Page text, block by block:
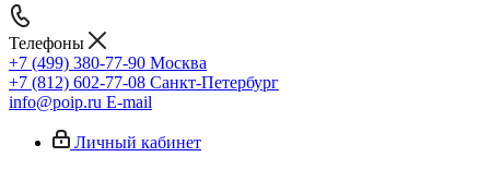
Телефоны
+7 (499) 380-77-90 Москва
+7 (812) 602-77-08 Санкт-Петербург
info@poip.ru E-mail
Личный кабинет